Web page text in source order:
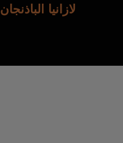
لازانيا الباذنجان